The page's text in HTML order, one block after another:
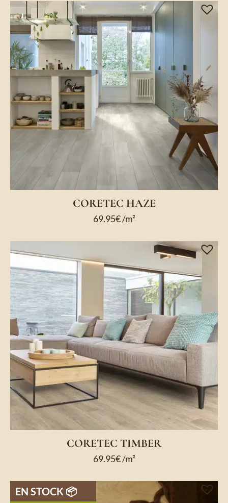
CORETEC HAZE
69.95€/m²
CORETEC TIMBER
69.95€/m²
EN STOCK 📦